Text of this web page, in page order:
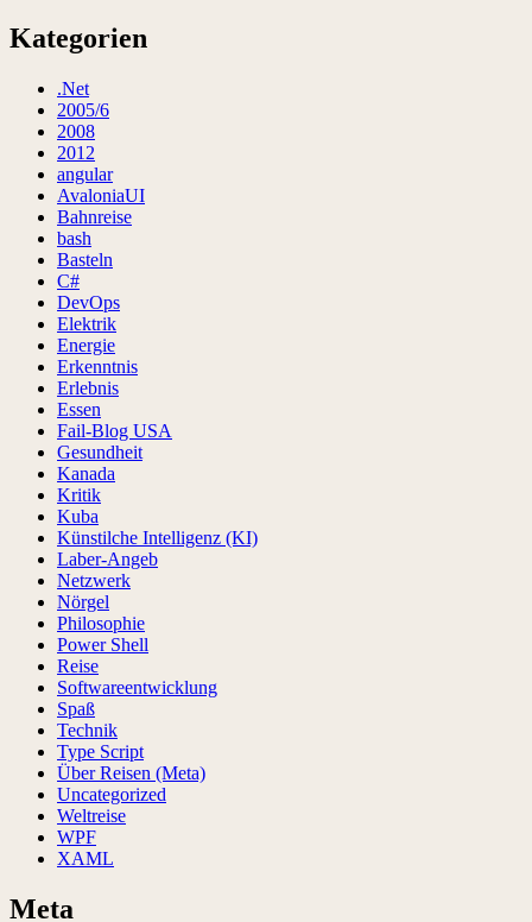
Kategorien
.Net
2005/6
2008
2012
angular
AvaloniaUI
Bahnreise
bash
Basteln
C#
DevOps
Elektrik
Energie
Erkenntnis
Erlebnis
Essen
Fail-Blog USA
Gesundheit
Kanada
Kritik
Kuba
Künstilche Intelligenz (KI)
Laber-Angeb
Netzwerk
Nörgel
Philosophie
Power Shell
Reise
Softwareentwicklung
Spaß
Technik
Type Script
Über Reisen (Meta)
Uncategorized
Weltreise
WPF
XAML
Meta